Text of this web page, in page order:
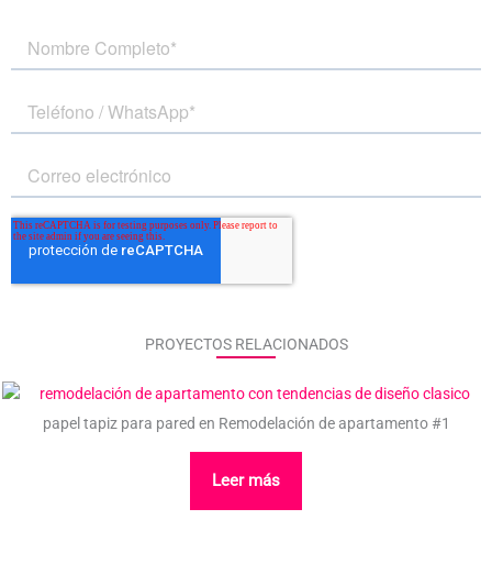
PROYECTOS RELACIONADOS
papel tapiz para pared en Remodelación de apartamento #1
Leer más